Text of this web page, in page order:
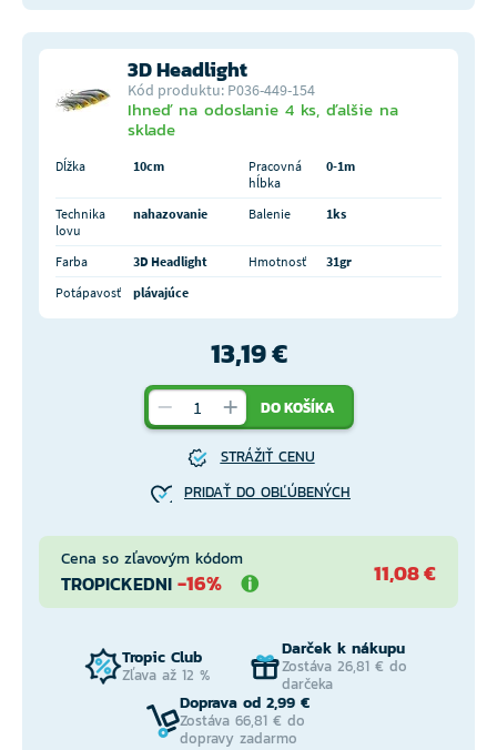
3D Headlight
Kód produktu: P036-449-154
Ihneď na odoslanie 4 ks, ďalšie na
sklade
Dĺžka 10cm
Pracovná
hĺbka
0-1m
Technika
lovu
nahazovanie Balenie 1ks
Farba 3D Headlight Hmotnosť
31gr
Potápavosť
plávajúce
13,19 €
DO KOŠÍKA
STRÁŽIŤ CENU
PRIDAŤ DO OBĽÚBENÝCH
Cena so zľavovým kódom
TROPICKEDNI -16% 11,08 €
Tropic Club
Zľava až 12 %
Darček k nákupu
Zostáva 26,81 € do
darčeka
Doprava od 2,99 €
Zostáva 66,81 € do
dopravy zadarmo